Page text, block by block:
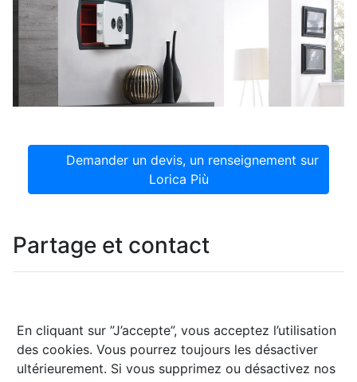
Demander un devis, un renseignement sur
Lorica Più
Partage et contact
En cliquant sur ”J’accepte”, vous acceptez l’utilisation
des cookies. Vous pourrez toujours les désactiver
ultérieurement. Si vous supprimez ou désactivez nos